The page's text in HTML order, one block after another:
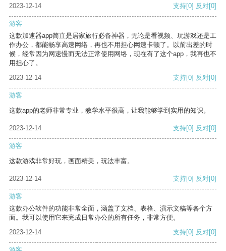
2023-12-14 支持[0] 反对[0]
游客
这款加速器app简直是居家旅行必备神器，无论是看视频、玩游戏还是工
作办公，都能畅享高速网络，再也不用担心网速卡顿了。以前出差的时
候，经常因为网速慢而无法正常使用网络，现在有了这个app，我再也不
用担心了。
2023-12-14
支持[0] 反对[0]
游客
这款app的老师非常专业，教学水平很高，让我能够学到实用的知识。
2023-12-14 支持[0] 反对[0]
游客
这款游戏非常好玩，画面精美，玩法丰富。
2023-12-14 支持[0] 反对[0]
游客
这款办公软件的功能非常全面，涵盖了文档、表格、演示文稿等各个方
面。我可以使用它来完成日常办公的所有任务，非常方便。
2023-12-14
支持[0] 反对[0]